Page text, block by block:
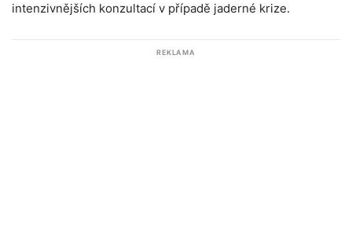
intenzivnějších konzultací v případě jaderné krize.
REKLAMA